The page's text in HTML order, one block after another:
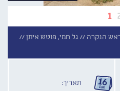
1
ראש הנקרה // גל חמי, פוטש איתן //
תאריך: